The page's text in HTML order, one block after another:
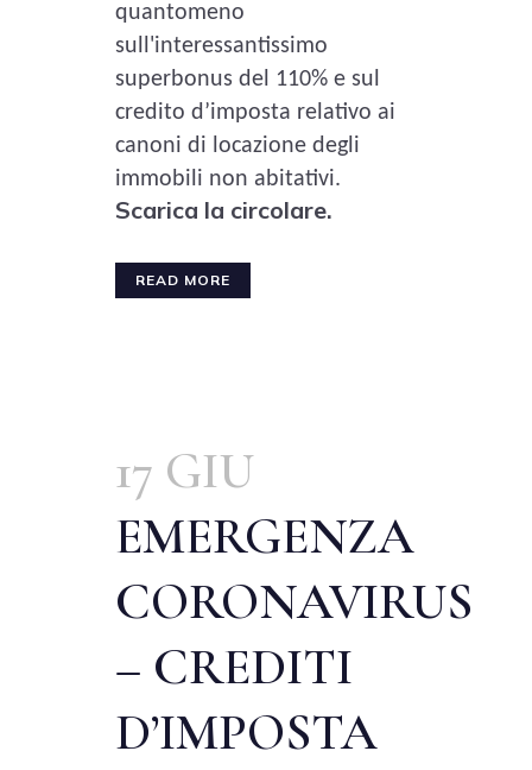
quantomeno
sull'interessantissimo
superbonus del 110% e sul
credito d’imposta relativo ai
canoni di locazione degli
immobili non abitativi.
Scarica la circolare.
READ MORE
17 GIU
EMERGENZA
CORONAVIRUS
– CREDITI
D’IMPOSTA